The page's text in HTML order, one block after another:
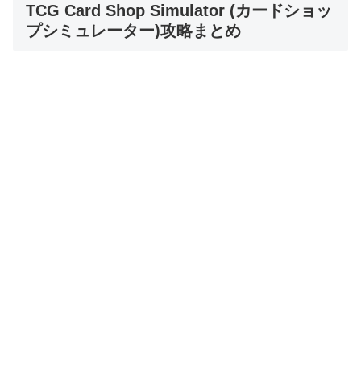
TCG Card Shop Simulator (カードショッ
プシミュレーター)攻略まとめ